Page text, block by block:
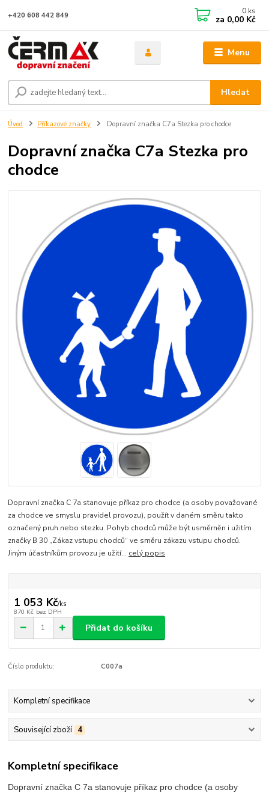
Menu
Hledat
+420 608 442 849 0 ks
za 0,00 Kč
Úvod Příkazové značky Dopravní značka C7a Stezka pro chodce
Dopravní značka C7a Stezka pro
chodce
Dopravní značka C 7a stanovuje příkaz pro chodce (a osoby považované
za chodce ve smyslu pravidel provozu), použít v daném směru takto
označený pruh nebo stezku. Pohyb chodců může být usměrněn i užitím
značky B 30 „Zákaz vstupu chodců“ ve směru zákazu vstupu chodců.
Jiným účastníkům provozu je užití... celý popis
1 053 Kč/ks
870 Kč bez DPH
Přidat do košíku
Číslo produktu: C007a
Kompletní specifikace
Související zboží 4
Kompletní specifikace
Dopravní značka C 7a stanovuje příkaz pro chodce (a osoby